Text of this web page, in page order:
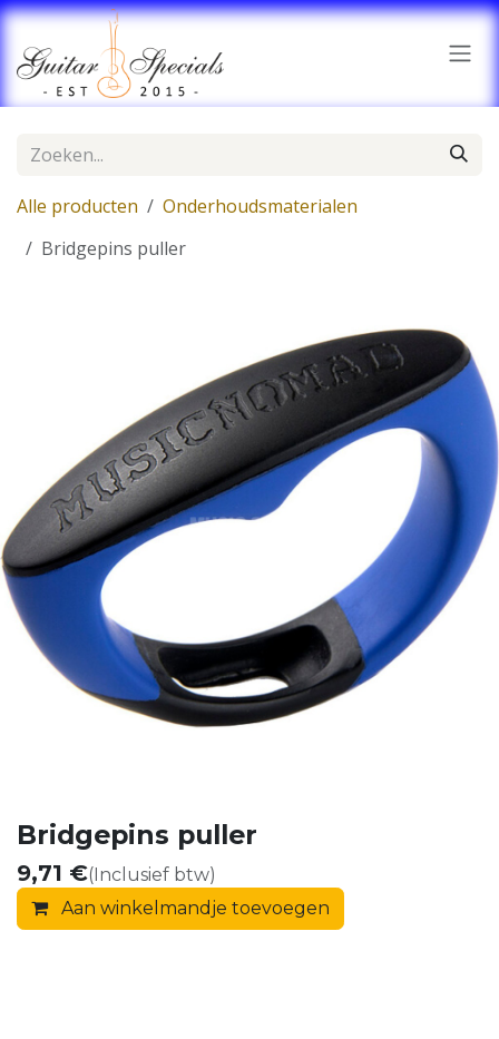
Overslaan naar inhoud
Alle producten
Onderhoudsmaterialen
Bridgepins puller
Bridgepins puller
9,71 €(Inclusief btw)
Aan winkelmandje toevoegen